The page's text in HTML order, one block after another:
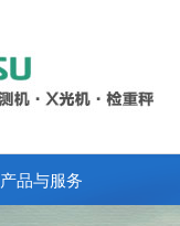
产品与服务